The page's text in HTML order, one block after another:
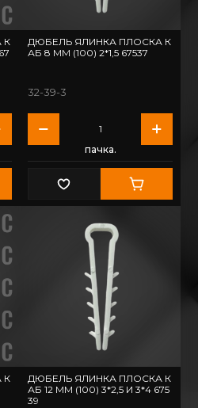
К
ДЮБЕЛЬ ЯЛИНКА ПЛОСКА К
АБ 8 ММ (100) 2*1,5 67537
32-39-3
пачка.
К
ДЮБЕЛЬ ЯЛИНКА ПЛОСКА К
АБ 12 ММ (100) 3*2,5 И 3*4 675
39